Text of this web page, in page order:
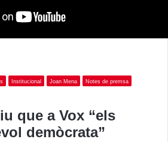
Institucional Joan Mena Notes de premsa
que a Vox “els
demòcrata”